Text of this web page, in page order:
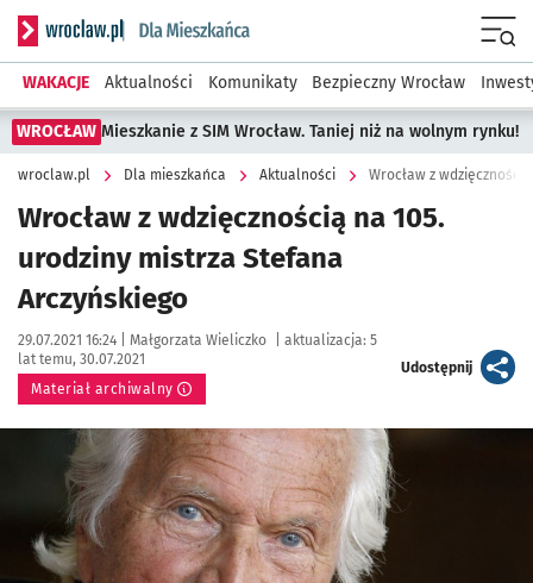
Serwis informacyjny wroclaw.pl podserwis: Dla mieszkańca
WAKACJE Aktualności Komunikaty Bezpieczny Wrocław
WROCŁAW Mieszkanie z SIM Wrocław. Taniej niż na wolnym rynku!
wroclaw.pl Dla mieszkańca Aktualności Wrocław z
Wrocław z wdzięcznością na 105.
urodziny mistrza Stefana
Arczyńskiego
Data publikacji:
29.07.2021 16:24 | Autor:
Małgorzata Wieliczko aktualizacja: 5
lat temu, 30.07.2021
Materiał archiwalny
Udostępnijartykuł
Kliknij, aby powiększyć